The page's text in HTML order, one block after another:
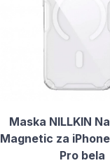
Maska NILLKIN
Magnetic za iPhone
Pro bela